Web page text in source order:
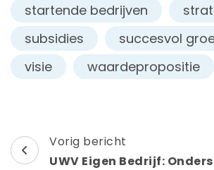
startende bedrijven
subsidies
succesvol
visie
waardepropositie
Berichtnavigatie
Vorig bericht
UWV Eigen Bedrijf: